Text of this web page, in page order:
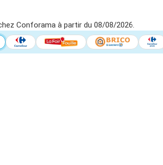
Conforama à partir du 08/08/2026.